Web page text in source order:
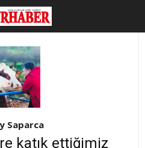
Saparca
katık ettiğimiz